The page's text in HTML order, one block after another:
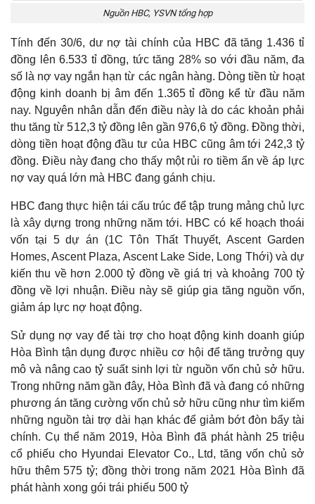
Nguồn HBC, YSVN tổng hợp
Tính đến 30/6, dư nợ tài chính của HBC đã tăng 1.436 tỉ
đồng lên 6.533 tỉ đồng, tức tăng 28% so với đầu năm, đa
số là nợ vay ngắn hạn từ các ngân hàng. Dòng tiền từ hoạt
động kinh doanh bị âm đến 1.365 tỉ đồng kể từ đầu năm
nay. Nguyên nhân dẫn đến điều này là do các khoản phải
thu tăng từ 512,3 tỷ đồng lên gần 976,6 tỷ đồng. Đồng thời,
dòng tiền hoạt động đầu tư của HBC cũng âm tới 242,3 tỷ
đồng. Điều này đang cho thấy một rủi ro tiềm ẩn về áp lực
nợ vay quá lớn mà HBC đang gánh chịu.
HBC đang thực hiện tái cấu trúc để tập trung mảng chủ lực
là xây dựng trong những năm tới. HBC có kế hoạch thoái
vốn tại 5 dự án (1C Tôn Thất Thuyết, Ascent Garden
Homes, Ascent Plaza, Ascent Lake Side, Long Thới) và dự
kiến thu về hơn 2.000 tỷ đồng về giá trị và khoảng 700 tỷ
đồng về lợi nhuận. Điều này sẽ giúp gia tăng nguồn vốn,
giảm áp lực nợ hoạt động.
Sử dụng nợ vay để tài trợ cho hoạt động kinh doanh giúp
Hòa Bình tận dụng được nhiều cơ hội để tăng trưởng quy
mô và nâng cao tỷ suất sinh lợi từ nguồn vốn chủ sở hữu.
Trong những năm gần đây, Hòa Bình đã và đang có những
phương án tăng cường vốn chủ sở hữu cũng như tìm kiếm
những nguồn tài trợ dài hạn khác để giảm bớt đòn bẩy tài
chính. Cụ thể năm 2019, Hòa Bình đã phát hành 25 triệu
cổ phiếu cho Hyundai Elevator Co., Ltd, tăng vốn chủ sở
hữu thêm 575 tỷ; đồng thời trong năm 2021 Hòa Bình đã
phát hành xong gói trái phiếu 500 tỷ